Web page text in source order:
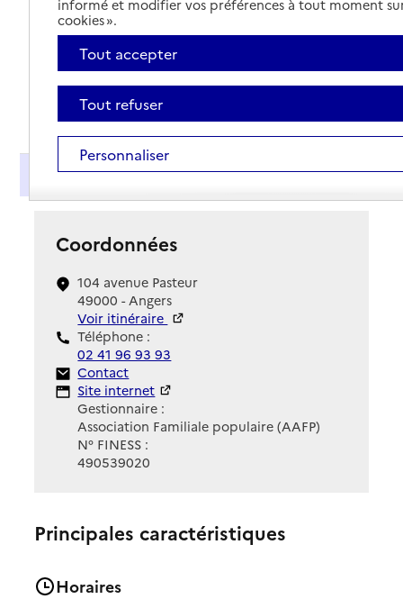
Présentation
Coordonnées
104 avenue Pasteur
49000 - Angers
Voir itinéraire
Téléphone :
02 41 96 93 93
Contact
Contact
Site Internet
Site internet
Gestionnaire :
Association Familiale populaire (AAFP)
N° FINESS :
490539020
Principales caractéristiques
Horaires
informé et modifier vos préférences à tout moment
cookies ».
Tout accepter
Tout refuser
Personnaliser